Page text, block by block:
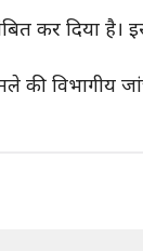
कर दिया है।
की विभागीय